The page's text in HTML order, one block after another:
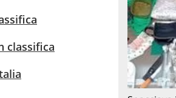
classifica